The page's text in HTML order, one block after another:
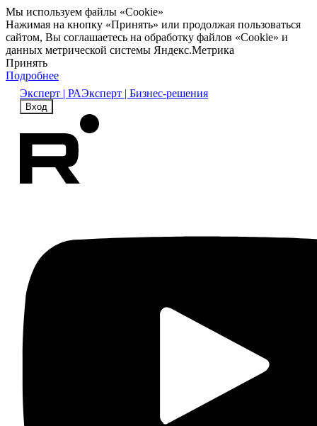
Мы используем файлы «Cookie»
Нажимая на кнопку «Принять» или продолжая пользоваться
сайтом, Вы соглашаетесь на обработку файлов «Cookie» и
данных метрической системы Яндекс.Метрика
Принять
Подробнее
Эксперт | РАЭксперт | Бизнес-решения
Вход